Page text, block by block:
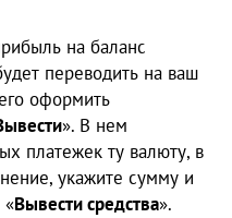
на баланс
переводить на ваш
оформить
». В нем
платежек ту валюту, в
укажите сумму и
«Вывести средства».